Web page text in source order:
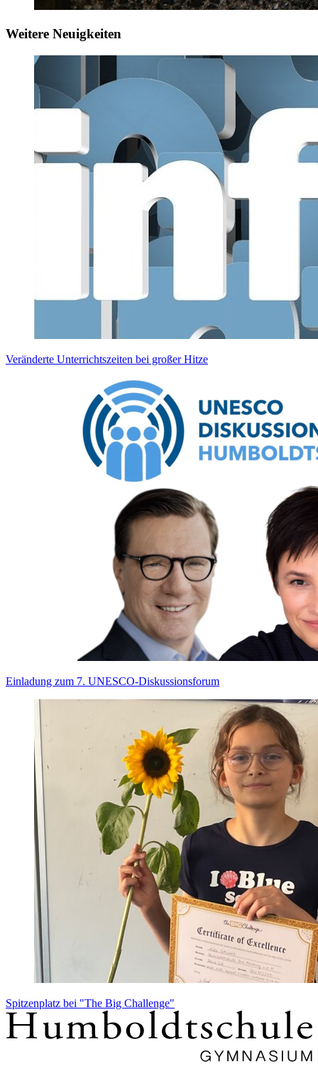
Weitere Neuigkeiten
Veränderte Unterrichtszeiten bei großer Hitze
Einladung zum 7. UNESCO-Diskussionsforum
Spitzenplatz bei "The Big Challenge"